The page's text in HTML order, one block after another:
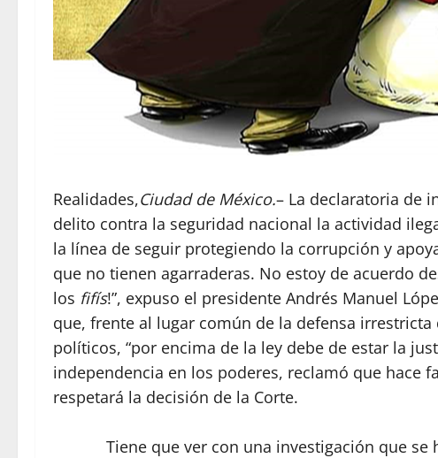
Realidades,Ciudad de México.– La declaratoria de
delito contra la seguridad nacional la actividad
la línea de seguir protegiendo la corrupción y
que no tienen agarraderas. No estoy de acuerdo
los fifís!”, expuso el presidente Andrés Manuel
que, frente al lugar común de la defensa
políticos, “por encima de la ley debe de estar la
independencia en los poderes, reclamó que hace
respetará la decisión de la Corte.
Tiene que ver con una investigación que